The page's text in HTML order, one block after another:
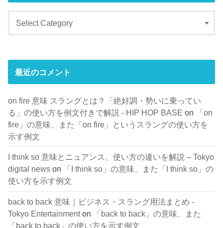
最近のコメント
on fire 意味 スラングとは？「絶好調・勢いに乗ってい
る」の使い方を例文付きで解説 - HIP HOP BASE on
「on
fire」の意味、また「on fire」というスラングの使い方を
示す例文
I think so 意味とニュアンス、使い方の違いを解説 – Tokyo
digital news on
「I think so」の意味、また「I think so」の
使い方を示す例文
back to back 意味｜ビジネス・スラング用法まとめ -
Tokyo Entertainmenton
「back to back」の意味、また
「back to back」の使い方を示す例文